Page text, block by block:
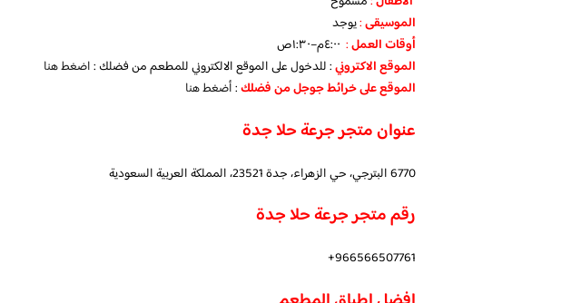
الموسيقى:يوجد
‏أوقات العمل:
الموقع الاكتروني: للدخول على الموقع الالكتروني للمطعم من فضلك :اضغط هنا
الموقع على خرائط جوجل من فضلك:أضغط هنا
عنوان متجر جرعة حلا جدة
6770 البترجي، حي الزهراء، جدة 23521، المملكة العربية السعودية
رقم متجر جرعة حلا جدة
966566507761+